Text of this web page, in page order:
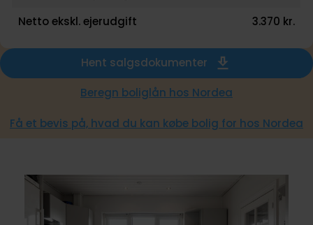
Netto ekskl. ejerudgift
3.370 kr.
Hent salgsdokumenter
Beregn boliglån hos Nordea
Få et bevis på, hvad du kan købe bolig for hos Nordea